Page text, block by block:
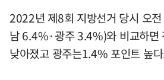
2022년 제8회 지방선거 당시 오
남 6.4%·광주 3.4%)와 비교하면
낮아졌고 광주는1.4% 포인트 높